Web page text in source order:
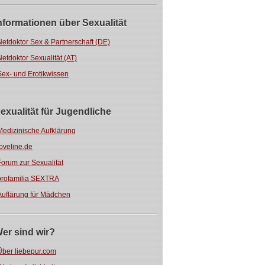
über Sexualität
Sex & Partnerschaft (DE)
Sexualität (AT)
und Erotikwissen
für Jugendliche
Aufklärung
zur Sexualität
SEXTRA
für Mädchen
sind wir?
liebepur.com